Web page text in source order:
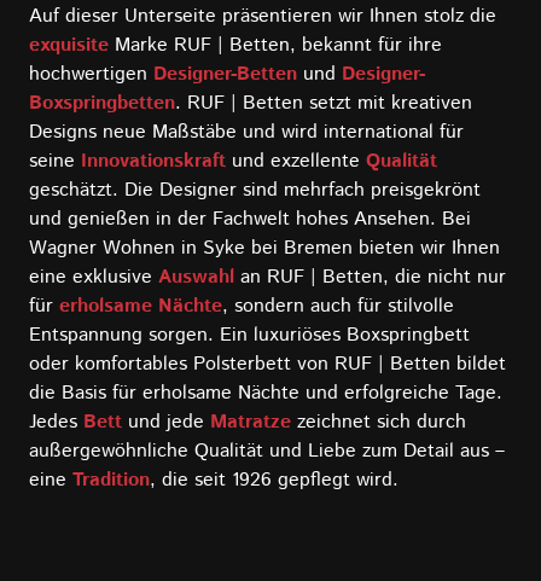
Auf dieser Unterseite präsentieren wir Ihnen stolz die
exquisite Marke RUF | Betten, bekannt für ihre
hochwertigen Designer-Betten und Designer-
Boxspringbetten. RUF | Betten setzt mit kreativen
Designs neue Maßstäbe und wird international für
seine Innovationskraft und exzellente Qualität
geschätzt. Die Designer sind mehrfach preisgekrönt
und genießen in der Fachwelt hohes Ansehen. Bei
Wagner Wohnen in Syke bei Bremen bieten wir Ihnen
eine exklusive Auswahl an RUF | Betten, die nicht nur
für erholsame Nächte, sondern auch für stilvolle
Entspannung sorgen. Ein luxuriöses Boxspringbett
oder komfortables Polsterbett von RUF | Betten bildet
die Basis für erholsame Nächte und erfolgreiche Tage.
Jedes Bett und jede Matratze zeichnet sich durch
außergewöhnliche Qualität und Liebe zum Detail aus –
eine Tradition, die seit 1926 gepflegt wird.